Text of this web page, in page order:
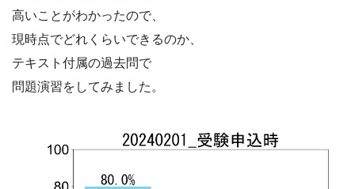
高いことがわかったので、
現時点でどれくらいできるのか、
テキスト付属の過去問で
問題演習をしてみました。